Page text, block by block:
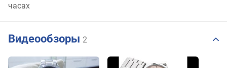
часах
Видеообзоры 2